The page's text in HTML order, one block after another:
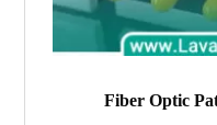
Fiber Optic